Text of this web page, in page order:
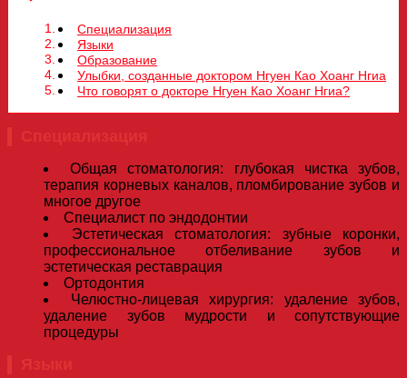
Специализация
Языки
Образование
Улыбки, созданные доктором Нгуен Као Хоанг Нгиа
Что говорят о докторе Нгуен Као Хоанг Нгиа?
Общая стоматология: глубокая чистка зубов,
терапия корневых каналов, пломбирование зубов и
многое другое
Специалист по эндодонтии
Эстетическая стоматология: зубные коронки,
профессиональное отбеливание зубов и
эстетическая реставрация
Ортодонтия
Челюстно-лицевая хирургия: удаление зубов,
удаление зубов мудрости и сопутствующие
процедуры